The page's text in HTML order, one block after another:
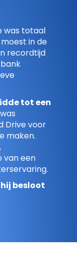
was totaal
in de
recordtijd
tot een
Drive voor
maken.
van een
besloot